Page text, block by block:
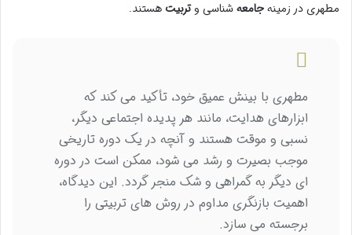
مطهری در زمینهجامعهشناسی وتربیتهستند.
مطهری با بینش عمیق خود، تأکید می کند که
ابزارهای هدایت، مانند هر پدیده اجتماعی دیگر،
نسبی و موقت هستند و آنچه در یک دوره تاریخی
موجب بصیرت و رشد می شود، ممکن است در دوره
ای دیگر به گمراهی و شک منجر گردد. این دیدگاه،
اهمیت بازنگری مداوم در روش های تربیتی را
برجسته می سازد.